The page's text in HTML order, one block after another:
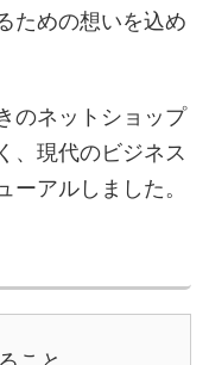
ための想いを込め
のネットショップ
、現代のビジネス
アルしました。